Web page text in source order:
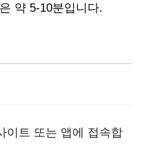
약 5-10분입니다.
이트 또는 앱에 접속합